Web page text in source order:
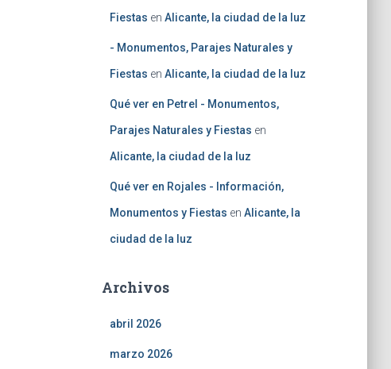
Fiestas en Alicante, la ciudad de la luz
- Monumentos, Parajes Naturales y
Fiestas en Alicante, la ciudad de la luz
Qué ver en Petrel - Monumentos,
Parajes Naturales y Fiestas en
Alicante, la ciudad de la luz
Qué ver en Rojales - Información,
Monumentos y Fiestas en Alicante, la
ciudad de la luz
Archivos
abril 2026
marzo 2026